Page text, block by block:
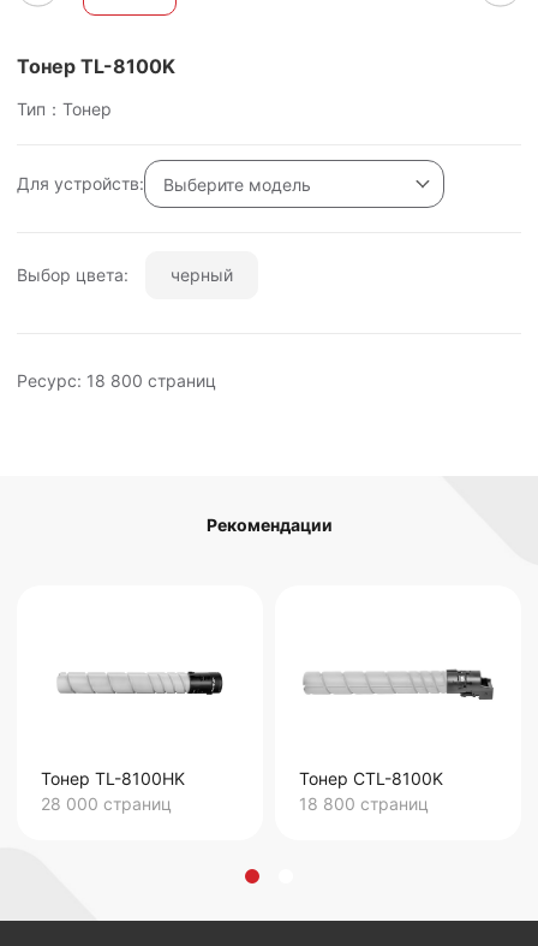
Тонер TL-8100K
Тип：Тонер
Для устройств: Выберите модель
Выбор цвета: черный
Ресурс: 18 800 страниц
Рекомендации
Тонер TL-8100HK
28 000 страниц
Тонер CTL-8100K
18 800 страниц